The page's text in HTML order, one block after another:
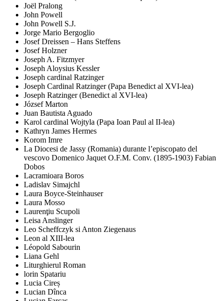
Joël Pralong
John Powell
John Powell S.J.
Jorge Mario Bergoglio
Josef Dreissen – Hans Steffens
Josef Holzner
Joseph A. Fitzmyer
Joseph Aloysius Kessler
Joseph cardinal Ratzinger
Joseph Cardinal Ratzinger (Papa Benedict al XVI-lea)
Joseph Ratzinger (Benedict al XVI-lea)
József Marton
Juan Bautista Aguado
Karol cardinal Wojtyla (Papa Ioan Paul al II-lea)
Kathryn James Hermes
Korom Imre
La Diocesi de Jassy (Romania) durante l’episcopato del
vescovo Domenico Jaquet O.F.M. Conv. (1895-1903) Fabian
Dobos
Lacramioara Boros
Ladislav Simajchl
Laura Boyce-Steinhauser
Laura Mosso
Laurenţiu Scupoli
Leisa Anslinger
Leo Scheffczyk si Anton Ziegenaus
Leon al XIII-lea
Léopold Sabourin
Liana Gehl
Liturghierul Roman
lorin Spatariu
Lucia Cireș
Lucian Dînca